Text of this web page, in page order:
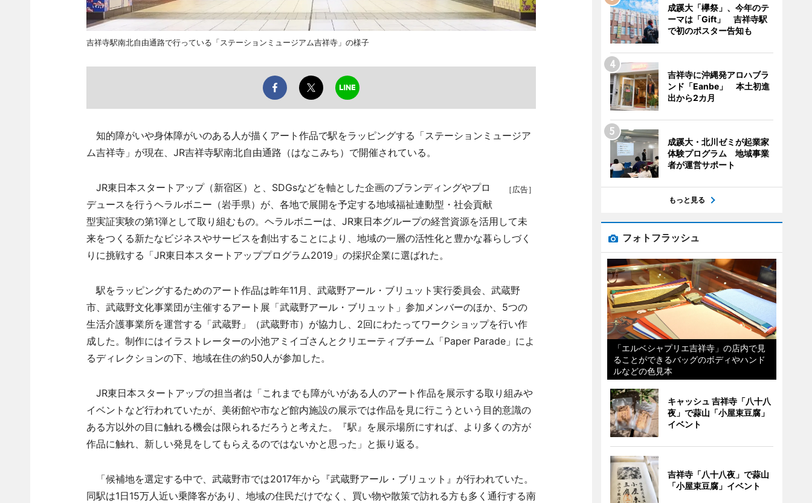
吉祥寺駅南北自由通路で行っている「ステーションミュージアム吉祥寺」の様子
知的障がいや身体障がいのある人が描くアート作品で駅をラッピングする「ステーションミュージア
ム吉祥寺」が現在、JR吉祥寺駅南北自由通路（はなこみち）で開催されている。
［広告］
JR東日本スタートアップ（新宿区）と、SDGsなどを軸とした企画のブランディングやプロ
デュースを行うヘラルボニー（岩手県）が、各地で展開を予定する地域福祉連動型・社会貢献
型実証実験の第1弾として取り組むもの。ヘラルボニーは、JR東日本グループの経営資源を活用して未
来をつくる新たなビジネスやサービスを創出することにより、地域の一層の活性化と豊かな暮らしづく
りに挑戦する「JR東日本スタートアッププログラム2019」の採択企業に選ばれた。
駅をラッピングするためのアート作品は昨年11月、武蔵野アール・ブリュット実行委員会、武蔵野
市、武蔵野文化事業団が主催するアート展「武蔵野アール・ブリュット」参加メンバーのほか、5つの
生活介護事業所を運営する「武蔵野」（武蔵野市）が協力し、2回にわたってワークショップを行い作
成した。制作にはイラストレーターの小池アミイゴさんとクリエーティブチーム「Paper Parade」によ
るディレクションの下、地域在住の約50人が参加した。
JR東日本スタートアップの担当者は「これまでも障がいがある人のアート作品を展示する取り組みや
イベントなど行われていたが、美術館や市など館内施設の展示では作品を見に行こうという目的意識の
ある方以外の目に触れる機会は限られるだろうと考えた。『駅』を展示場所にすれば、より多くの方が
作品に触れ、新しい発見をしてもらえるのではないかと思った」と振り返る。
「候補地を選定する中で、武蔵野市では2017年から『武蔵野アール・ブリュット』が行われていた。
同駅は1日15万人近い乗降客があり、地域の住民だけでなく、買い物や散策で訪れる方も多く通行する南
成蹊大「欅祭」、今年のテ
ーマは「Gift」 吉祥寺駅
で初のポスター告知も
吉祥寺に沖縄発アロハブラ
ンド「Eanbe」 本土初進
出から2カ月
成蹊大・北川ゼミが起業家
体験プログラム 地域事業
者が運営サポート
もっと見る
フォトフラッシュ
「エルベシャプリエ吉祥寺」の店内で見
ることができるバッグのボディやハンド
ルなどの色見本
キャッシュ 吉祥寺「八十八
夜」で蒜山「小屋束豆腐」
イベント
吉祥寺「八十八夜」で蒜山
「小屋束豆腐」イベント